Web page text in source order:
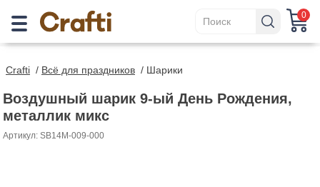
0
Crafti / Всё для праздников / Шарики
Воздушный шарик 9-ый День Рождения,
металлик микс
Артикул: SB14M-009-000